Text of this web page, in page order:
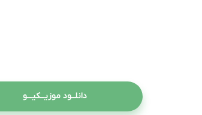
دانلــود موزیــکیـــو